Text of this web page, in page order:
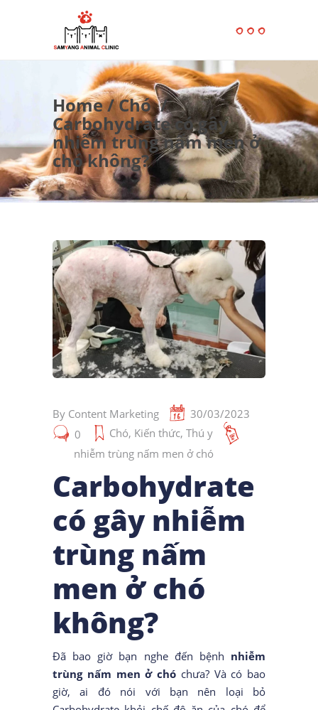
Home/Chó /
Carbohydrate có gây
nhiễm trùng nấm men ở
chó không?
By Content Marketing
30/03/2023
0
Chó, Kiến thức, Thú y
nhiễm trùng nấm men ở chó
Carbohydrate
có gây nhiễm
trùng nấm
men ở chó
không?
Đã bao giờ bạn nghe đến bệnh nhiễm
trùng nấm men ở chó chưa? Và có bao
giờ, ai đó nói với bạn nên loại bỏ